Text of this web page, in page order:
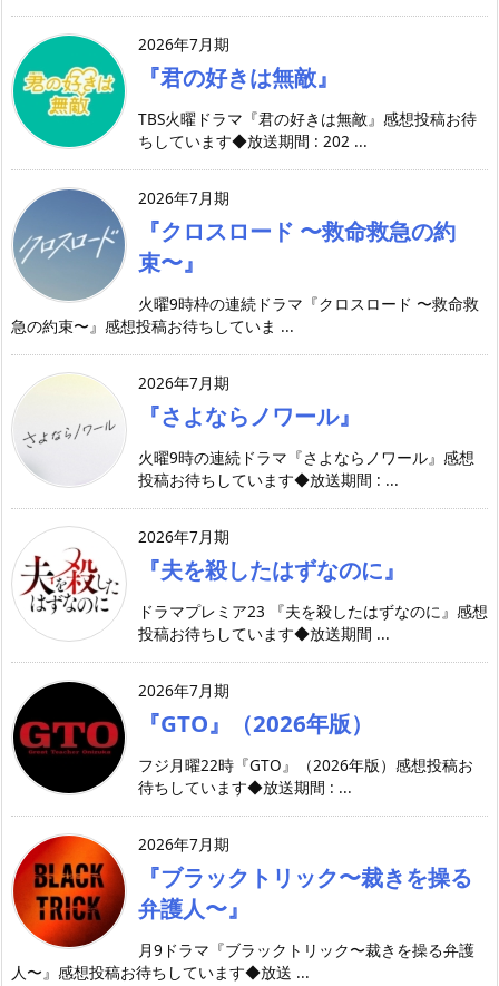
2026年7月期
『君の好きは無敵』
TBS火曜ドラマ『君の好きは無敵』感想投稿お待
ちしています◆放送期間 : 202 ...
2026年7月期
『クロスロード 〜救命救急の約
束〜』
火曜9時枠の連続ドラマ『クロスロード 〜救命救
急の約束〜』感想投稿お待ちしていま ...
2026年7月期
『さよならノワール』
火曜9時の連続ドラマ『さよならノワール』感想
投稿お待ちしています◆放送期間 : ...
2026年7月期
『夫を殺したはずなのに』
ドラマプレミア23 『夫を殺したはずなのに』感想
投稿お待ちしています◆放送期間 ...
2026年7月期
『GTO』（2026年版）
フジ月曜22時『GTO』（2026年版）感想投稿お
待ちしています◆放送期間 : ...
2026年7月期
『ブラックトリック〜裁きを操る
弁護人〜』
月9ドラマ『ブラックトリック〜裁きを操る弁護
人〜』感想投稿お待ちしています◆放送 ...